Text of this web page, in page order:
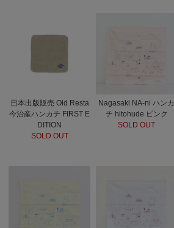
日本出版販売 Old Resta
今治産ハンカチ FIRST E
DITION
SOLD OUT
Nagasaki NA-ni ハンカ
チ hitohude ピンク
SOLD OUT